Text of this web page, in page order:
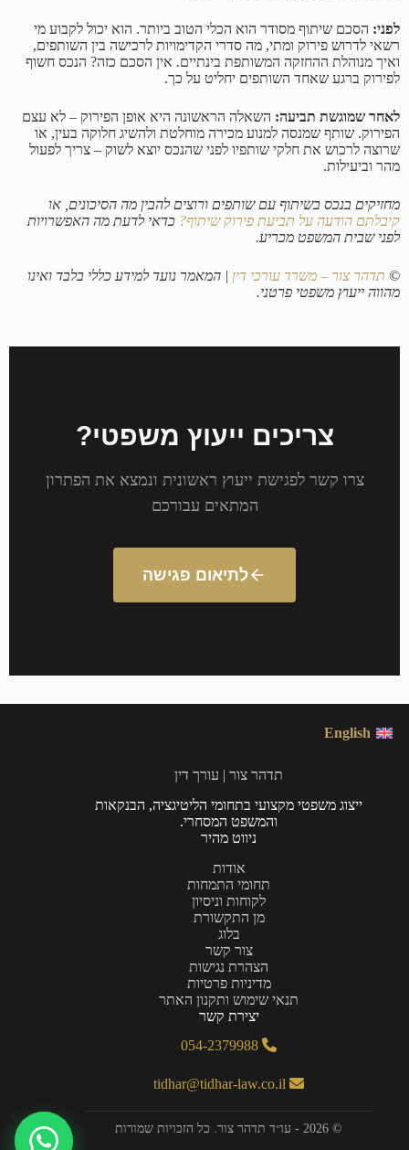
לפני: הסכם שיתוף מסודר הוא הכלי הטוב ביותר. הוא יכול לקבוע מי
רשאי לדרוש פירוק ומתי, מה סדרי הקדימויות לרכישה בין השותפים,
ואיך מנוהלת ההחזקה המשותפת בינתיים. אין הסכם כזה? הנכס חשוף
לפירוק ברגע שאחד השותפים יחליט על כך.
לאחר שמוגשת תביעה: השאלה הראשונה היא אופן הפירוק – לא עצם
הפירוק. שותף שמנסה למנוע מכירה מוחלטת ולהשיג חלוקה בעין, או
שרוצה לרכוש את חלקי שותפיו לפני שהנכס יוצא לשוק – צריך לפעול
מהר וביעילות.
מחזיקים בנכס בשיתוף עם שותפים ורוצים להבין מה הסיכונים, או
קיבלתם הודעה על תביעת פירוק שיתוף? כדאי לדעת מה האפשרויות
לפני שבית המשפט מכריע.
© תדהר צור – משרד עורכי דין | המאמר נועד למידע כללי בלבד ואינו
מהווה ייעוץ משפטי פרטני.
צריכים ייעוץ משפטי?
צרו קשר לפגישת ייעוץ ראשונית ונמצא את הפתרון
המתאים עבורכם
לתיאום פגישה
English
תדהר צור | עורך דין
ייצוג משפטי מקצועי בתחומי הליטיגציה, הבנקאות
והמשפט המסחרי.
ניווט מהיר
אודות
תחומי התמחות
לקוחות וניסיון
מן התקשורת
בלוג
צור קשר
הצהרת נגישות
מדיניות פרטיות
תנאי שימוש ותקנון האתר
יצירת קשר
054-2379988
tidhar@tidhar-law.co.il
© 2026 - עו״ד תדהר צור. כל הזכויות שמורות